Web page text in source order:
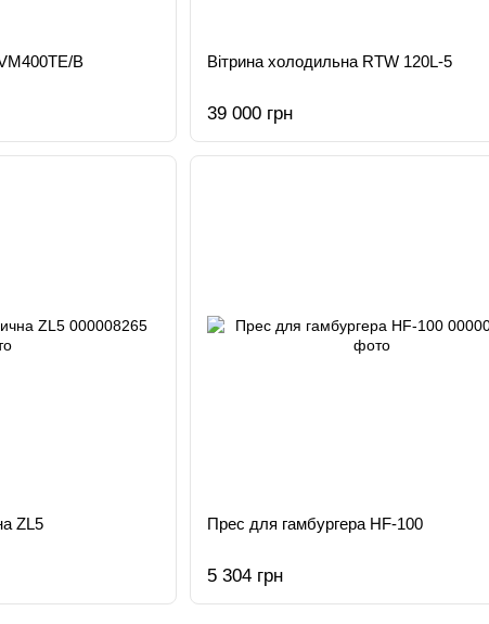
B Вітрина холодильна RTW 120L-5
39 000 грн
ZL5 Прес для гамбургера HF-100
5 304 грн